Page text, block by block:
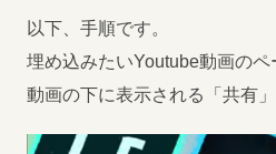
以下、手順です。
埋め込みたいYoutube動画のペ
動画の下に表示される「共有